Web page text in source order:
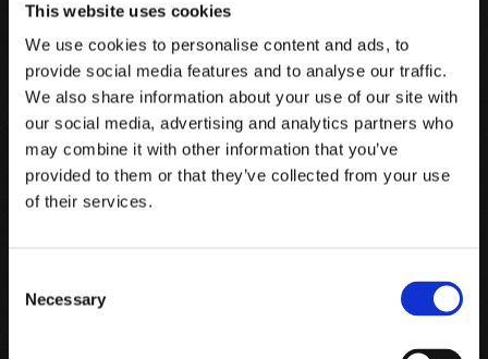
This website uses cookies
We use cookies to personalise content and ads, to
provide social media features and to analyse our traffic.
We also share information about your use of our site with
our social media, advertising and analytics partners who
may combine it with other information that you’ve
provided to them or that they’ve collected from your use
of their services.
Selection
Necessary
Человек сопровождает вино от винограда
до бутылки
УВАЖЕНИЕ К ПРИРОДЕ
В поместье Люче человек наблюдает за
толкует её и дарит жизнь винам, которые
отражают эту территорию, придавая ей ещё
большей ценности. Каждое из наших вин